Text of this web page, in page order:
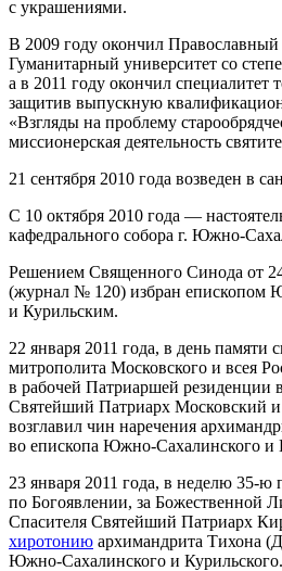
с украшениями.
В 2009 году окончил
Гуманитарный университет со
а в 2011 году окончил специалитет
защитив выпускную
«Взгляды на проблему
миссионерская деятельность
21 сентября 2010 года возведен в
С 10 октября 2010 года —
кафедрального собора г.
Решением Священного Синода от 24
(журнал № 120) избран епископом
и Курильским.
22 января 2011 года, в день памяти
митрополита Московского и всея
в рабочей Патриаршей резиденции
Святейший Патриарх Московский
возглавил чин наречения
во епископа Южно‐Сахалинского и
23 января 2011 года, в неделю 35-ю
по Богоявлении, за Божественной
Спасителя Святейший Патриарх
хиротонию архимандрита Тихона
Южно‐Сахалинского и Курильского.